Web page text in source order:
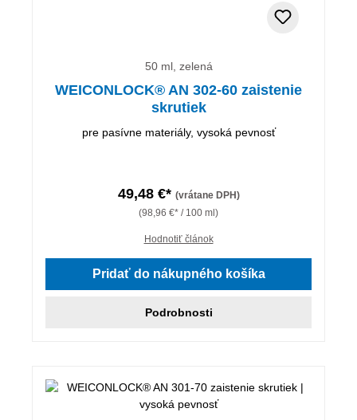
50 ml, zelená
WEICONLOCK® AN 302-60 zaistenie
skrutiek
pre pasívne materiály, vysoká pevnosť
49,48 €* (vrátane DPH)
(98,96 €* / 100 ml)
Hodnotiť článok
Pridať do nákupného košíka
Podrobnosti